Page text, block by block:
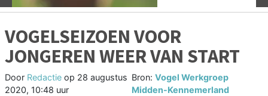
VOGELSEIZOEN VOOR
JONGEREN WEER VAN START
Door Redactie op 28 augustus
2020, 10:48 uur
Bron: Vogel Werkgroep
Midden-Kennemerland